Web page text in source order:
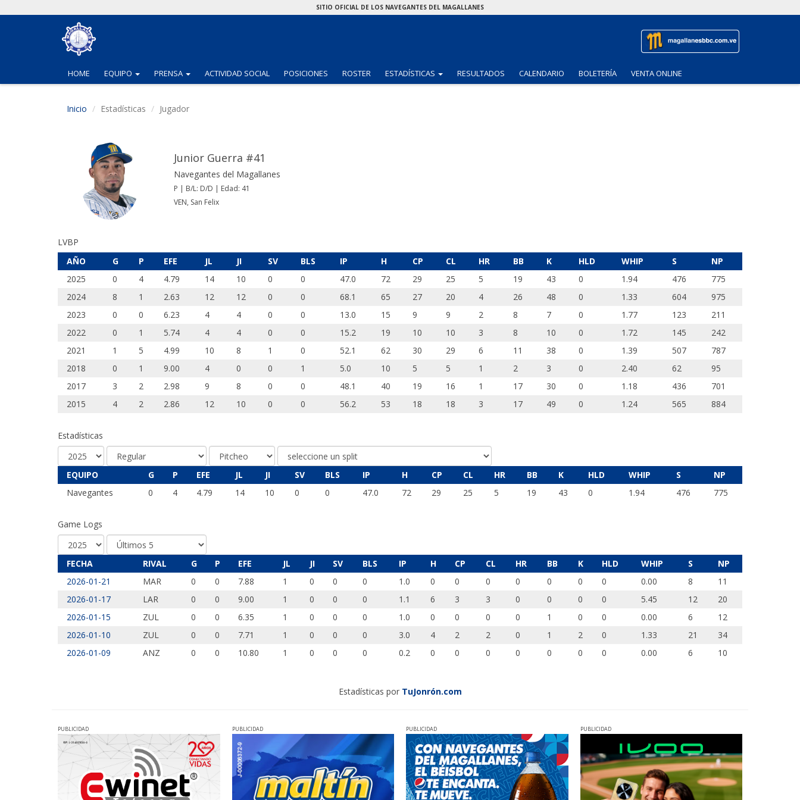
SITIO OFICIAL DE LOS NAVEGANTES DEL MAGALLANES
HOME EQUIPO (CURRENT)
PRENSA (CURRENT)
ACTIVIDAD SOCIAL POSICIONES ROSTER ESTADÍSTICAS (CURRENT)
RESULTADOS CALENDARIO BOLETERÍA VENTA ONLINE
Inicio Estadísticas Jugador
Junior Guerra #41
Navegantes del Magallanes
P | B/L: D/D | Edad: 41
VEN, San Felix
LVBP
AÑO
G P EFE JL JI SV BLS IP H CP CL HR BB K HLD WHIP S
NP
2025
0 4 4.79 14 10 0 0 47.0 72 29 25 5 19 43 0 1.94 476
775
2024
8 1 2.63 12 12 0 0 68.1 65 27 20 4 26 48 0 1.33 604
975
2023
0 0 6.23 4 4 0 0 13.0 15 9 9 2 8 7 0 1.77 123
211
2022
0 1 5.74 4 4 0 0 15.2 19 10 10 3 8 10 0 1.72 145
242
2021
1 5 4.99 10 8 1 0 52.1 62 30 29 6 11 38 0 1.39 507
787
2018
0 1 9.00 4 0 0 1 5.0 10 5 5 1 2 3 0 2.40 62
95
2017
3 2 2.98 9 8 0 0 48.1 40 19 16 1 17 30 0 1.18 436
701
2015
4 2 2.86 12 10 0 0 56.2 53 18 18 3 17 49 0 1.24 565 884
Estadísticas
EQUIPO G P EFE JL JI SV BLS IP H CP CL HR BB K HLD WHIP S
NP
Navegantes
0 4 4.79 14 10 0 0 47.0 72 29 25 5 19 43 0 1.94 476 775
Game Logs
FECHA RIVAL G P EFE JL JI SV BLS IP H CP CL HR BB K HLD WHIP S
NP
2026-01-21
MAR 0 0 7.88 1 0 0 0 1.0 0 0 0 0 0 0 0 0.00 8
11
2026-01-17
LAR 0 0 9.00 1 0 0 0 1.1 6 3 3 0 0 0 0 5.45 12
20
2026-01-15
ZUL 0 0 6.35 1 0 0 0 1.0 0 0 0 0 1 0 0 0.00 6
12
2026-01-10
ZUL 0 0 7.71 1 0 0 0 3.0 4 2 2 0 1 2 0 1.33 21
34
2026-01-09
ANZ 0 0 10.80 1 0 0 0 0.2 0 0 0 0 0 0 0 0.00 6 10
Estadísticas por TuJonrón.com
PUBLICIDAD PUBLICIDAD PUBLICIDAD PUBLICIDAD